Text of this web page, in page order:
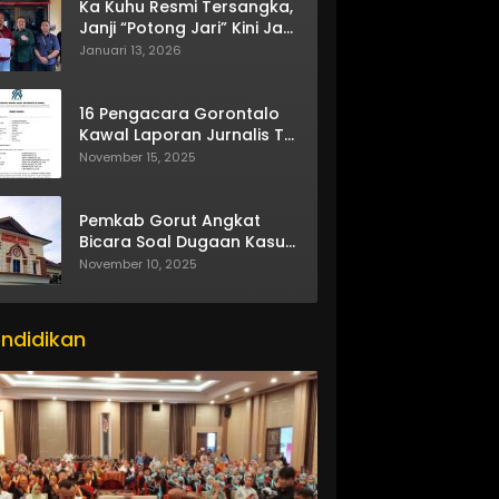
Ka Kuhu Resmi Tersangka,
Janji “Potong Jari” Kini Jadi
Bumerang
Januari 13, 2026
16 Pengacara Gorontalo
Kawal Laporan Jurnalis TV
One
November 15, 2025
Pemkab Gorut Angkat
Bicara Soal Dugaan Kasus
Asusila Oknum ASN
November 10, 2025